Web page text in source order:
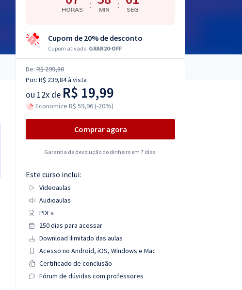
HORAS : MIN : SEG
Cupom de 20% de desconto
Cupom ativado: GRAN20-OFF
De: R$ 299,80
Por: R$ 239,84à vista
ou 12x de R$ 19,99
Economize R$ 59,96 (-20%)
Comprar agora
Garantia de devolução do dinheiro em 7 dias.
Este curso inclui:
Videoaulas
Audioaulas
PDFs
250 dias para acessar
Download ilimitado das aulas
Acesso no Android, iOS, Windows e Mac
Certificado de conclusão
Fórum de dúvidas com professores